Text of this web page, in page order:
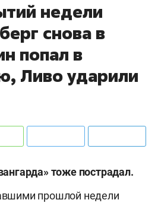
недели
снова в
попал в
Ливо ударили
тоже пострадал.
прошлой недели